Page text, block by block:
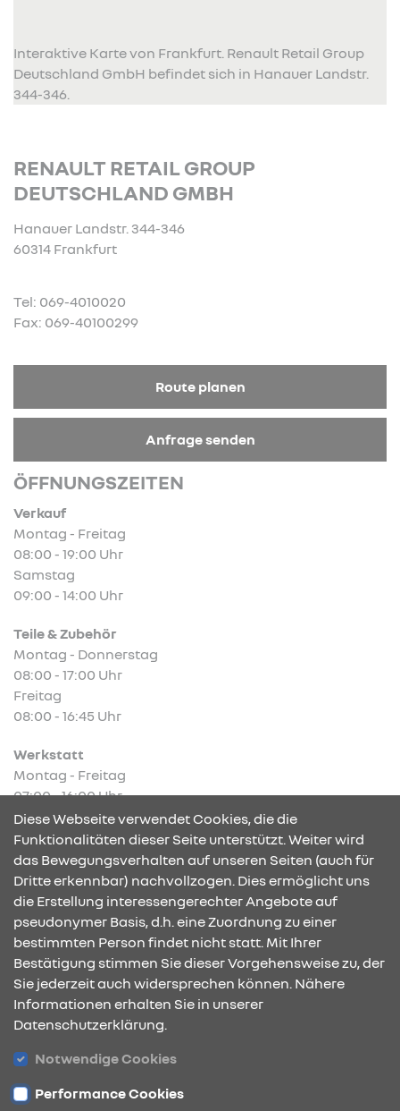
Interaktive Karte von Frankfurt. Renault Retail Group
Deutschland GmbH befindet sich in Hanauer Landstr.
344-346.
RENAULT RETAIL GROUP
DEUTSCHLAND GMBH
Hanauer Landstr. 344-346
60314 Frankfurt
Tel: 069-4010020
Fax: 069-40100299
Route planen
Anfrage senden
ÖFFNUNGSZEITEN
Verkauf
Montag - Freitag
08:00 - 19:00 Uhr
Samstag
09:00 - 14:00 Uhr
Teile & Zubehör
Montag - Donnerstag
08:00 - 17:00 Uhr
Freitag
08:00 - 16:45 Uhr
Werkstatt
Montag - Freitag
07:00 - 16:00 Uhr
KONTAKT & ANFAHRT
ÖFFNUNGSZEITEN
Diese Webseite verwendet Cookies, die die
Funktionalitäten dieser Seite unterstützt. Weiter wird
das Bewegungsverhalten auf unseren Seiten (auch für
Dritte erkennbar) nachvollzogen. Dies ermöglicht uns
die Erstellung interessengerechter Angebote auf
pseudonymer Basis, d.h. eine Zuordnung zu einer
bestimmten Person findet nicht statt. Mit Ihrer
Bestätigung stimmen Sie dieser Vorgehensweise zu, der
Sie jederzeit auch widersprechen können. Nähere
Informationen erhalten Sie in unserer
Datenschutzerklärung.
Notwendige Cookies
Performance Cookies